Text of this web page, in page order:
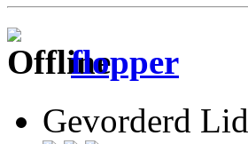
flopper
Gevorderd Lid